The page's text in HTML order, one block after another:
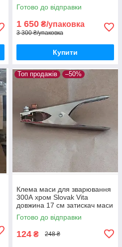
НИИ-48Г d3мм ГЕФЕСТ
упаковка 5кг
Готово до відправки
1 650 ₴/упаковка
3 300 ₴/упаковка
Купити
Топ продажів –50%
Клема маси для зварювання
300А хром Slovak Vita
довжина 17 см затискач маси
EM-0009
Готово до відправки
124 ₴ 248 ₴